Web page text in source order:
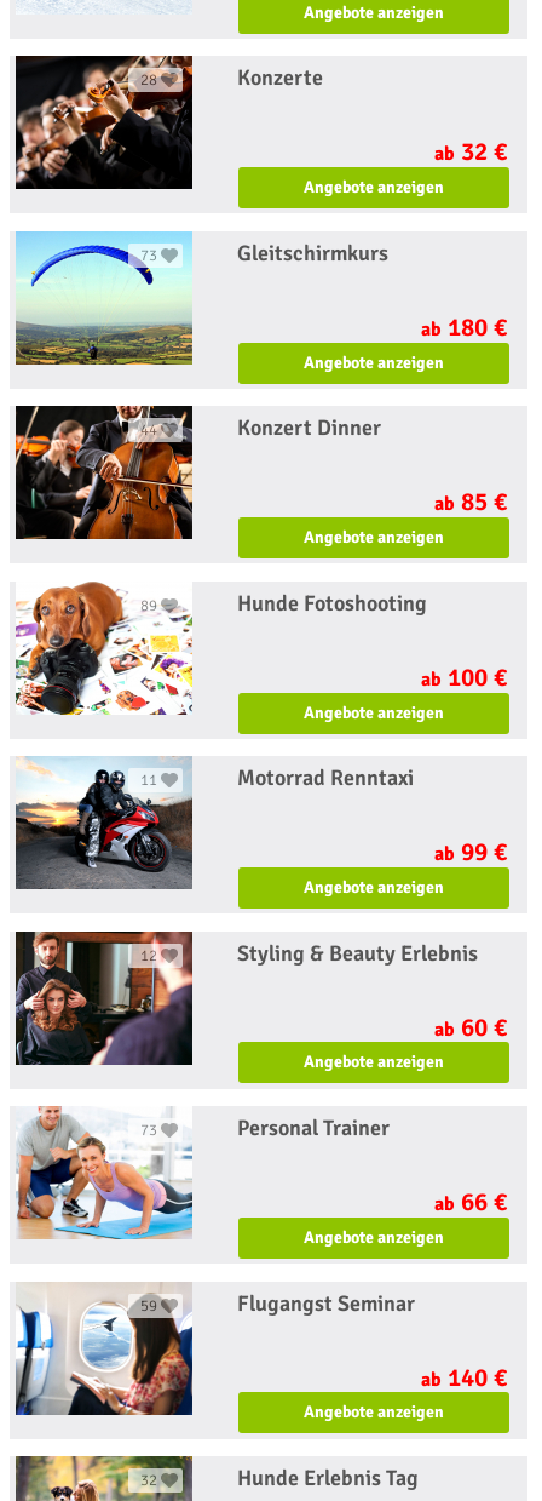
Angebote anzeigen
28 Konzerte
ab 32 €
Angebote anzeigen
73 Gleitschirmkurs
ab 180 €
Angebote anzeigen
44 Konzert Dinner
ab 85 €
Angebote anzeigen
89 Hunde Fotoshooting
ab 100 €
Angebote anzeigen
11 Motorrad Renntaxi
ab 99 €
Angebote anzeigen
12 Styling & Beauty Erlebnis
ab 60 €
Angebote anzeigen
73 Personal Trainer
ab 66 €
Angebote anzeigen
59 Flugangst Seminar
ab 140 €
Angebote anzeigen
32 Hunde Erlebnis Tag